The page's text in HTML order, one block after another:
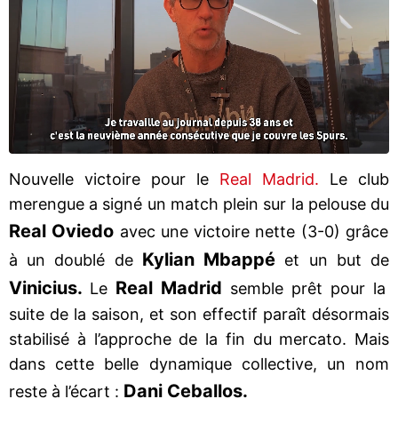
Nouvelle victoire pour le Real Madrid. Le club
merengue a signé un match plein sur la pelouse du
Real Oviedo avec une victoire nette (3-0) grâce
à un doublé de Kylian Mbappé et un but de
Vinicius. Le Real Madrid semble prêt pour la
suite de la saison, et son effectif paraît désormais
stabilisé à l’approche de la fin du mercato. Mais
dans cette belle dynamique collective, un nom
reste à l’écart : Dani Ceballos.